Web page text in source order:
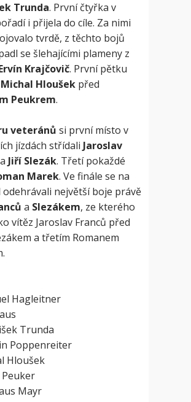
Trunda. První čtyřka v
i přijela do cíle. Za nimi
tvrdě, z těchto bojů
se šlehajícími plameny z
Krajčovič. První pětku
Michal Hloušek před
Peukrem.
veteránů si první místo v
jízdách střídali Jaroslav
a Jiří Slezák. Třetí pokaždé
Marek. Ve finále se na
odehrávali největší boje právě
a Slezákem, ze kterého
vítěz Jaroslav Franců před
a třetím Romanem
Hagleitner
Trunda
Poppenreiter
Hloušek
Peuker
Mayr